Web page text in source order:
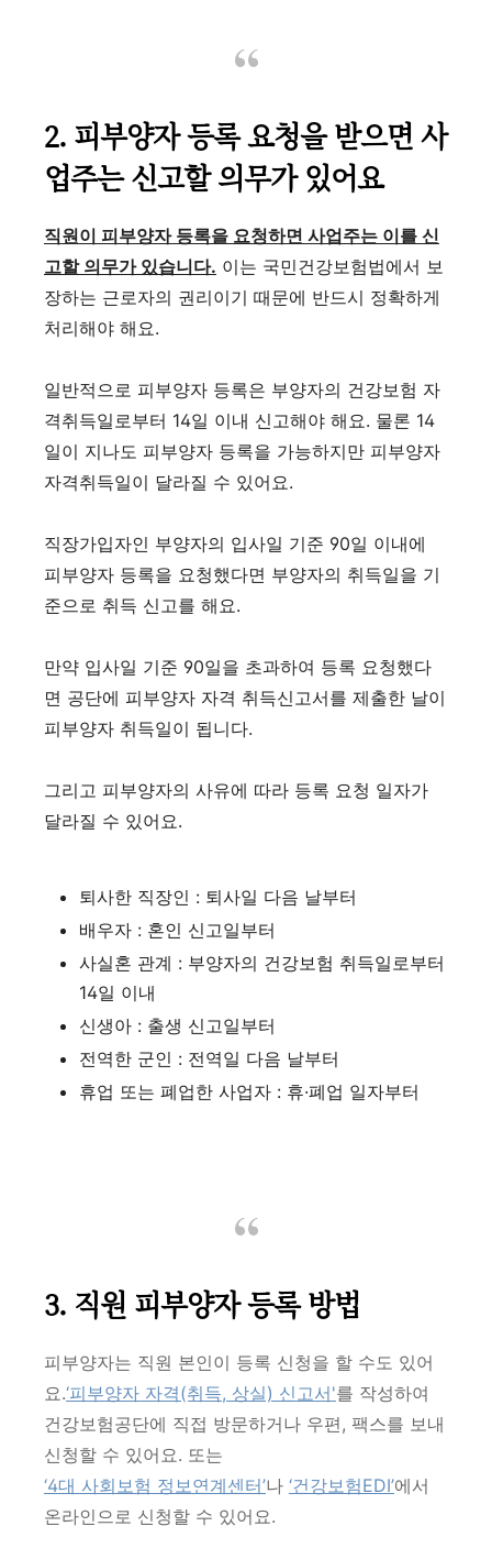
2. 피부양자 등록 요청을 받으면 사
업주는 신고할 의무가 있어요
직원이 피부양자 등록을 요청하면 사업주는 이를 신
고할 의무가 있습니다. 이는 국민건강보험법에서 보
장하는 근로자의 권리이기 때문에 반드시 정확하게
처리해야 해요.
일반적으로 피부양자 등록은 부양자의 건강보험 자
격취득일로부터 14일 이내 신고해야 해요. 물론 14
일이 지나도 피부양자 등록을 가능하지만 피부양자
자격취득일이 달라질 수 있어요.
직장가입자인 부양자의 입사일 기준 90일 이내에
피부양자 등록을 요청했다면 부양자의 취득일을 기
준으로 취득 신고를 해요.
만약 입사일 기준 90일을 초과하여 등록 요청했다
면 공단에 피부양자 자격 취득신고서를 제출한 날이
피부양자 취득일이 됩니다.
그리고 피부양자의 사유에 따라 등록 요청 일자가
달라질 수 있어요.
퇴사한 직장인 : 퇴사일 다음 날부터
배우자 : 혼인 신고일부터
사실혼 관계 : 부양자의 건강보험 취득일로부터
14일 이내
신생아 : 출생 신고일부터
전역한 군인 : 전역일 다음 날부터
휴업 또는 폐업한 사업자 : 휴·폐업 일자부터
3. 직원 피부양자 등록 방법
피부양자는 직원 본인이 등록 신청을 할 수도 있어
요.‘피부양자 자격(취득, 상실) 신고서'를 작성하여
건강보험공단에 직접 방문하거나 우편, 팩스를 보내
신청할 수 있어요. 또는
‘4대 사회보험 정보연계센터’나 ‘건강보험EDI’에서
온라인으로 신청할 수 있어요.